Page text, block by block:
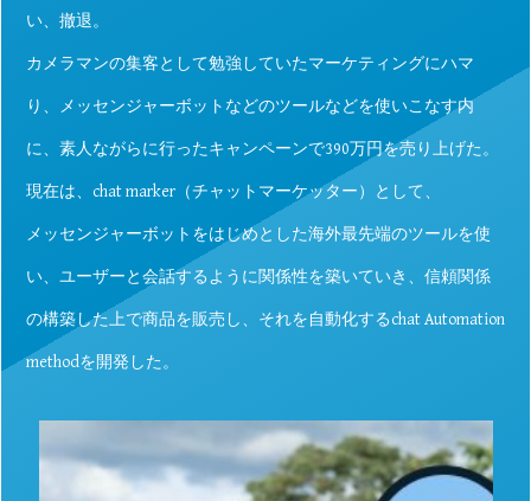
い、撤退。
カメラマンの集客として勉強していたマーケティングにハマ
り、メッセンジャーボットなどのツールなどを使いこなす内
に、素人ながらに行ったキャンペーンで390万円を売り上げた。
現在は、chat marker（チャットマーケッター）として、
メッセンジャーボットをはじめとした海外最先端のツールを使
い、ユーザーと会話するように関係性を築いていき、信頼関係
の構築した上で商品を販売し、それを自動化するchat Automation
methodを開発した。